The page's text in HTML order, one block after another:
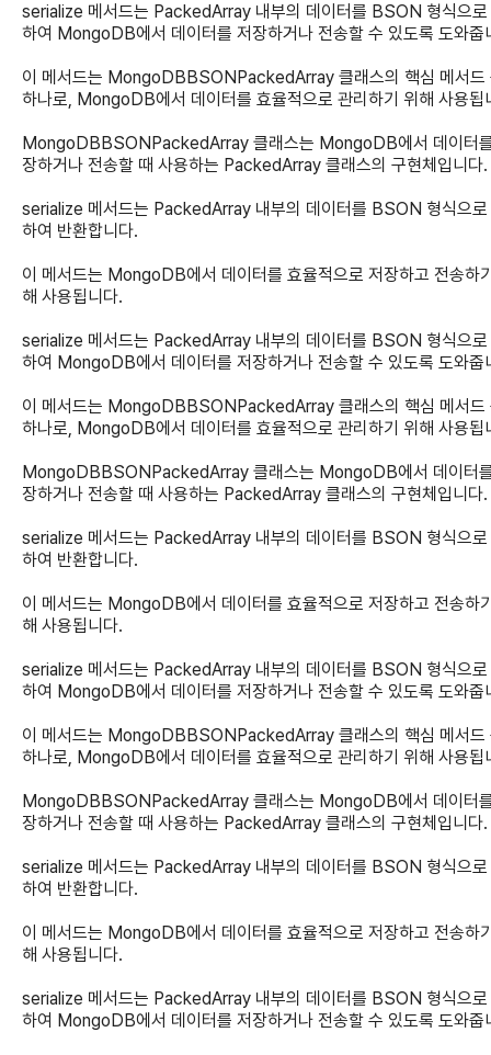
serialize 메서드는 PackedArray 내부의 데이터를 BSON 형식으로
하여 MongoDB에서 데이터를 저장하거나 전송할 수 있도록 도와줍
이 메서드는 MongoDBBSONPackedArray 클래스의 핵심 메서드
하나로, MongoDB에서 데이터를 효율적으로 관리하기 위해 사용됩
MongoDBBSONPackedArray 클래스는 MongoDB에서 데이터
장하거나 전송할 때 사용하는 PackedArray 클래스의 구현체입니다.
serialize 메서드는 PackedArray 내부의 데이터를 BSON 형식으로
하여 반환합니다.
이 메서드는 MongoDB에서 데이터를 효율적으로 저장하고 전송하
해 사용됩니다.
serialize 메서드는 PackedArray 내부의 데이터를 BSON 형식으로
하여 MongoDB에서 데이터를 저장하거나 전송할 수 있도록 도와줍
이 메서드는 MongoDBBSONPackedArray 클래스의 핵심 메서드
하나로, MongoDB에서 데이터를 효율적으로 관리하기 위해 사용됩
MongoDBBSONPackedArray 클래스는 MongoDB에서 데이터
장하거나 전송할 때 사용하는 PackedArray 클래스의 구현체입니다.
serialize 메서드는 PackedArray 내부의 데이터를 BSON 형식으로
하여 반환합니다.
이 메서드는 MongoDB에서 데이터를 효율적으로 저장하고 전송하
해 사용됩니다.
serialize 메서드는 PackedArray 내부의 데이터를 BSON 형식으로
하여 MongoDB에서 데이터를 저장하거나 전송할 수 있도록 도와줍
이 메서드는 MongoDBBSONPackedArray 클래스의 핵심 메서드
하나로, MongoDB에서 데이터를 효율적으로 관리하기 위해 사용됩
MongoDBBSONPackedArray 클래스는 MongoDB에서 데이터
장하거나 전송할 때 사용하는 PackedArray 클래스의 구현체입니다.
serialize 메서드는 PackedArray 내부의 데이터를 BSON 형식으로
하여 반환합니다.
이 메서드는 MongoDB에서 데이터를 효율적으로 저장하고 전송하
해 사용됩니다.
serialize 메서드는 PackedArray 내부의 데이터를 BSON 형식으로
하여 MongoDB에서 데이터를 저장하거나 전송할 수 있도록 도와줍